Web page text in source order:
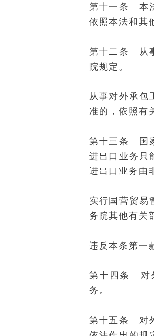
第十一条 本
依照本法和其
第十二条 从
院规定。
从事对外承包
准的，依照有
第十三条 国
进出口业务只
进出口业务由
实行国营贸易
务院其他有关
违反本条第一
第十四条 对
务。
第十五条 对